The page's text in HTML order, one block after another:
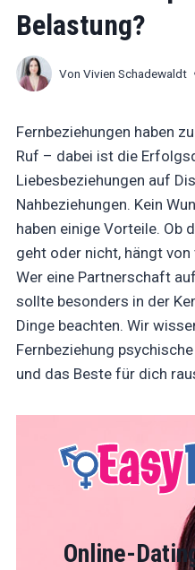
Song_about_summer -
Belastung?
Von Vivien Schadewaldt
Fernbeziehungen haben
Ruf – dabei ist die
Liebesbeziehungen auf
Nahbeziehungen. Kein
haben einige Vorteile. Ob
geht oder nicht, hängt
Wer eine Partnerschaft
sollte besonders in der
Dinge beachten. Wir
Fernbeziehung
und das Beste für dich
Online-